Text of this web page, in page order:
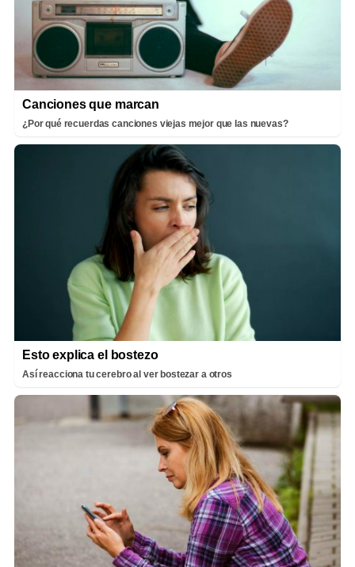
Canciones que marcan
¿Por qué recuerdas canciones viejas mejor que las nuevas?
Esto explica el bostezo
Así reacciona tu cerebro al ver bostezar a otros